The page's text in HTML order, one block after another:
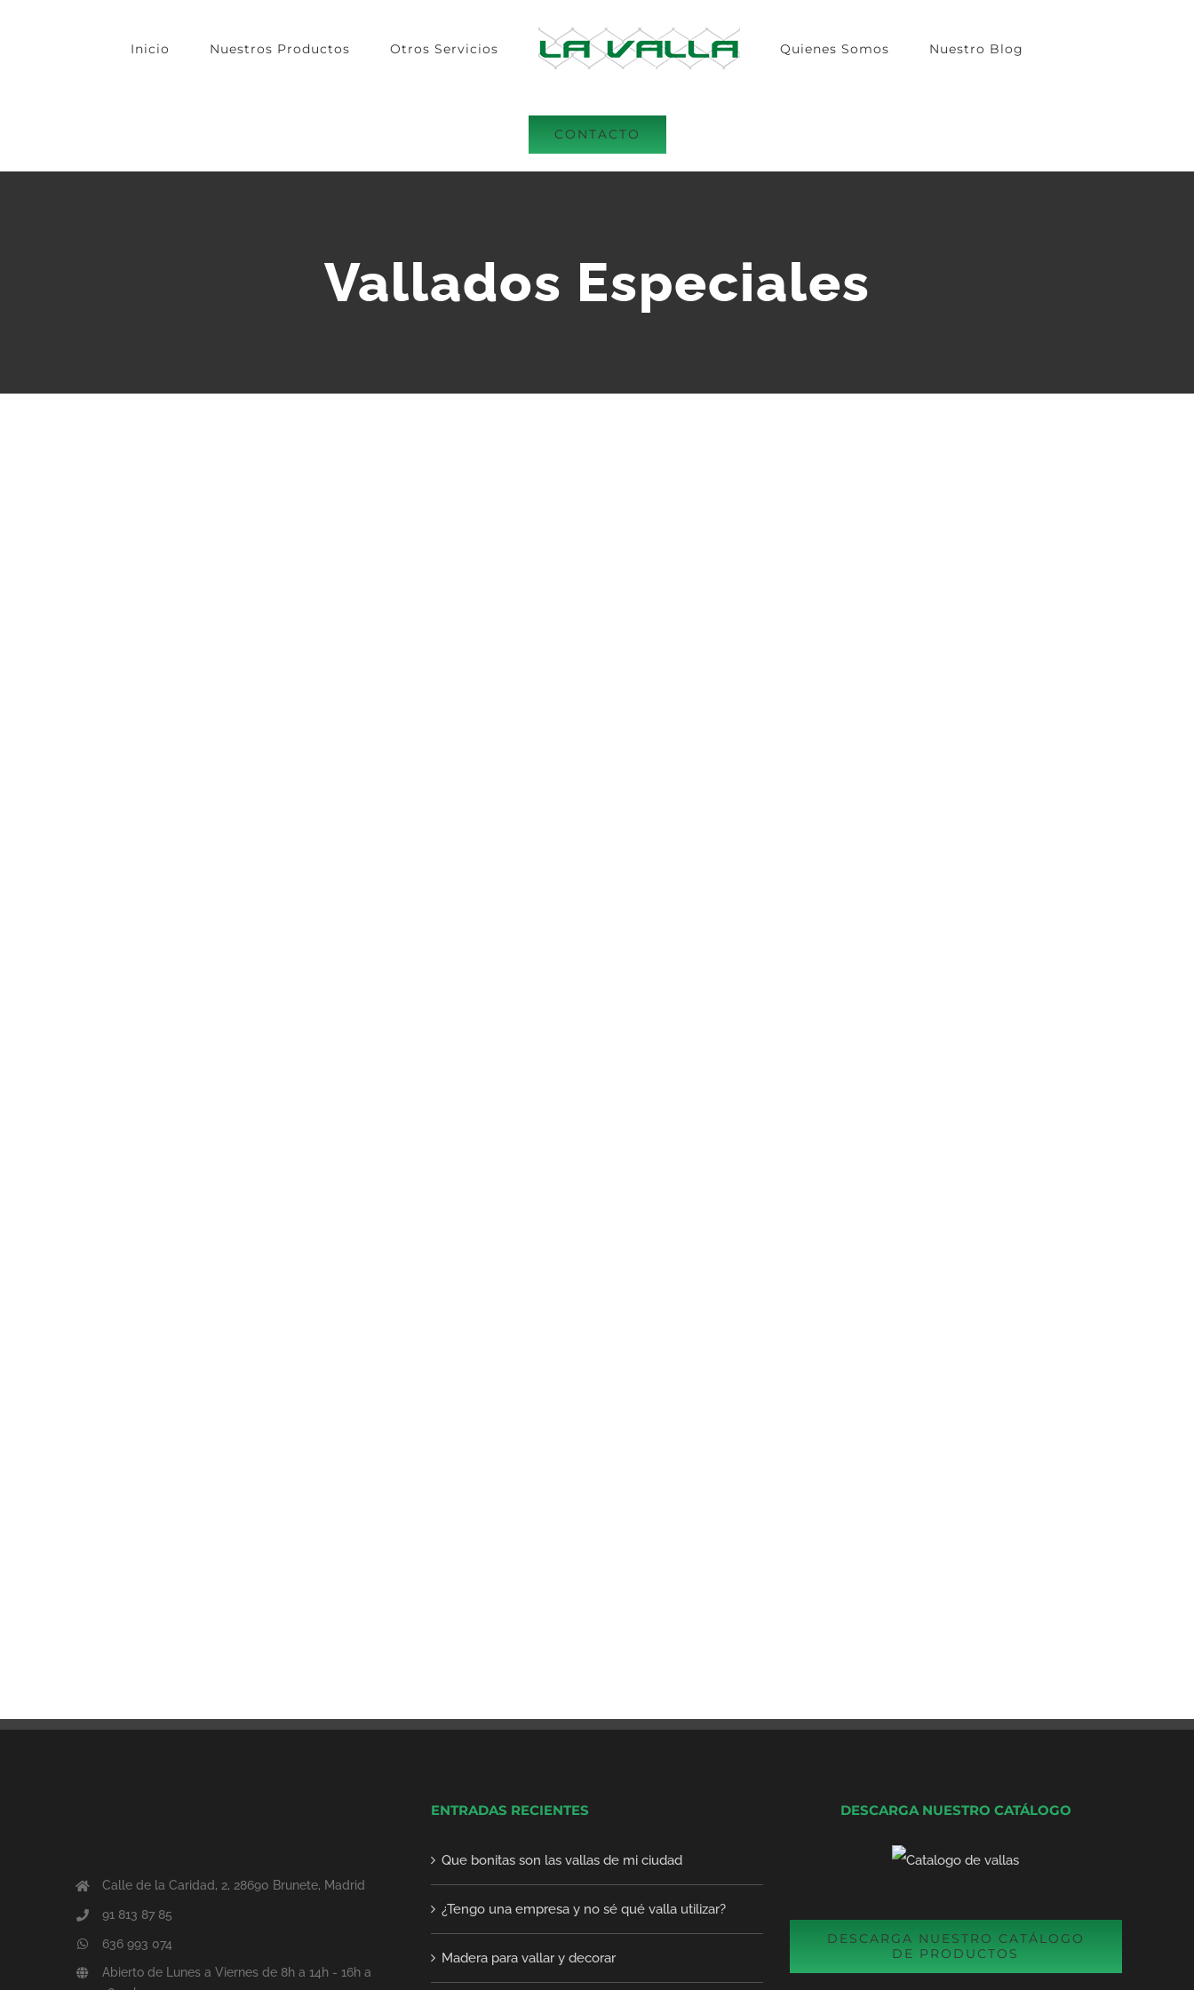
Inicio Nuestros Productos Otros Servicios Quienes Somos Nuestro Blog
CONTACTO
Vallados Especiales
Calle de la Caridad, 2, 28690 Brunete, Madrid
91 813 87 85
636 993 074
Abierto de Lunes a Viernes de 8h a 14h - 16h a
ENTRADAS RECIENTES
Que bonitas son las vallas de mi ciudad
¿Tengo una empresa y no sé qué valla utilizar?
Madera para vallar y decorar
DESCARGA NUESTRO CATÁLOGO
DESCARGA NUESTRO CATÁLOGO
DE PRODUCTOS